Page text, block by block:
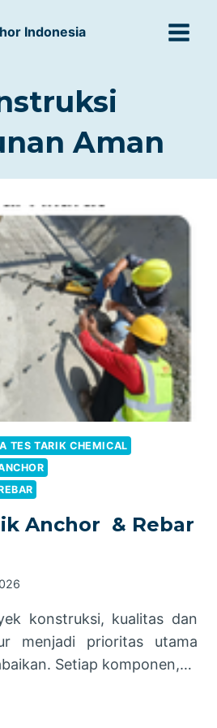
Indonesia
Aman
TES TARIK CHEMICAL
Anchor & Rebar
konstruksi, kualitas dan
menjadi prioritas utama
Setiap komponen,…